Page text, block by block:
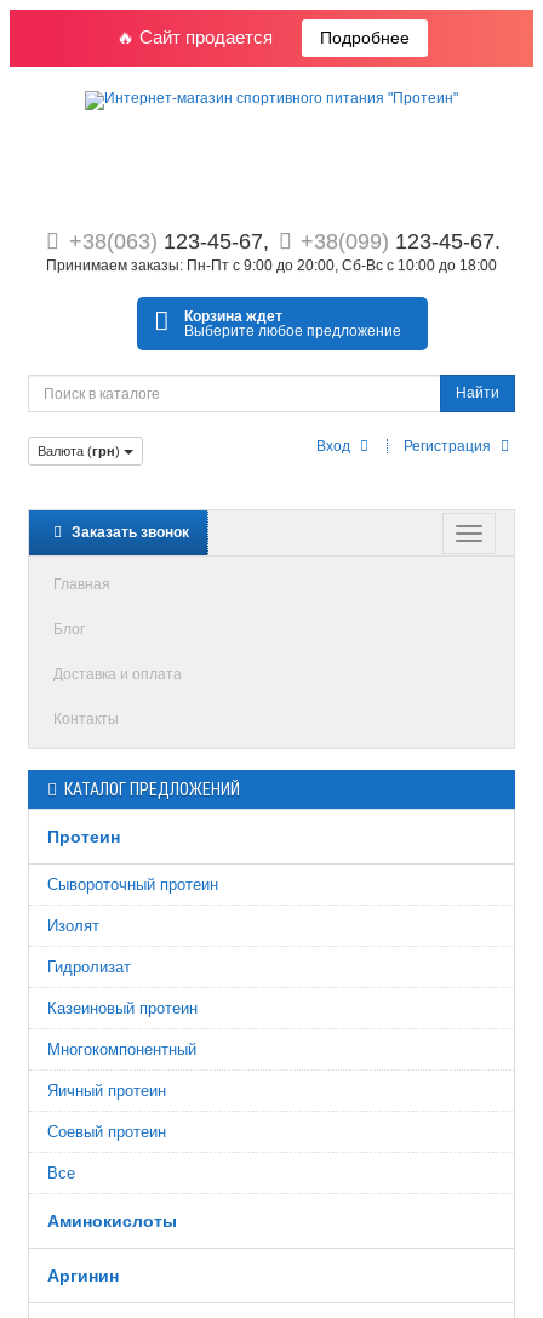
🔥 Сайт продается Подробнее
+38(063) 123-45-67, +38(099) 123-45-67.
Принимаем заказы: Пн-Пт с 9:00 до 20:00, Сб-Вс с 10:00 до 18:00
Корзина ждет
Выберите любое предложение
Найти
Вход Регистрация
Валюта (грн)
Заказать звонок
Главная
Блог
Доставка и оплата
Контакты
КАТАЛОГ ПРЕДЛОЖЕНИЙ
Протеин
Сывороточный протеин
Изолят
Гидролизат
Казеиновый протеин
Многокомпонентный
Яичный протеин
Соевый протеин
Все
Аминокислоты
Аргинин